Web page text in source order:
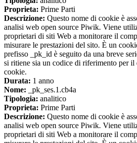
Proprieta: Prime Parti
Descrizione: Questo nome di cookie è
analisi web open source Piwik. Viene
proprietari di siti Web a monitorare il
misurare le prestazioni del sito. È un
prefisso _pk_id è seguito da una breve
si ritiene sia un codice di riferimento per
cookie.
Durata: 1 anno
Nome: _pk_ses.1.cb4a
Tipologia: analitico
Proprieta: Prime Parti
Descrizione: Questo nome di cookie è
analisi web open source Piwik. Viene
proprietari di siti Web a monitorare il